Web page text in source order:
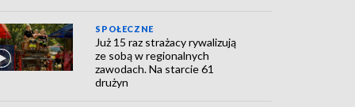
SPOŁECZNE
Już 15 raz strażacy rywalizują
ze sobą w regionalnych
zawodach. Na starcie 61
drużyn